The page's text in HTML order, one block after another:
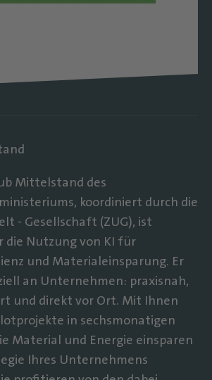
Mittelstand des
koordiniert durch die
- Gesellschaft (ZUG), ist
die Nutzung von KI für
und Materialeinsparung. Er
an Unternehmen: praxisnah,
und direkt vor Ort. Mit Ihnen
in sechsmonatigen
Material und Energie einsparen
Ihres Unternehmens